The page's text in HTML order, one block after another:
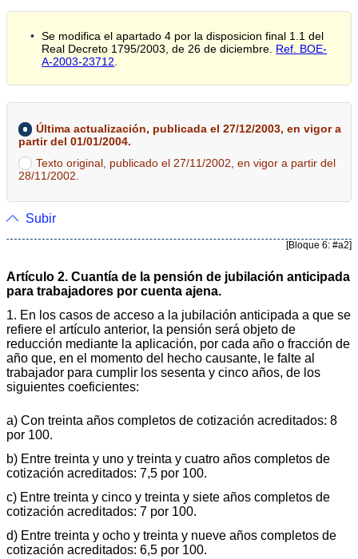
Se modifica el apartado 4 por la disposicion final 1.1 del
Real Decreto 1795/2003, de 26 de diciembre. Ref. BOE-
A-2003-23712
Última actualización, publicada el 27/12/2003, en vigor a
partir del 01/01/2004.
Texto original, publicado el 27/11/2002, en vigor a partir del
28/11/2002.
Subir
[Bloque 6: #a2]
Artículo 2. Cuantía de la pensión de jubilación anticipada
para trabajadores por cuenta ajena.
1. En los casos de acceso a la jubilación anticipada a que se
refiere el artículo anterior, la pensión será objeto de
reducción mediante la aplicación, por cada año o fracción de
año que, en el momento del hecho causante, le falte al
trabajador para cumplir los sesenta y cinco años, de los
siguientes coeficientes:
a) Con treinta años completos de cotización acreditados: 8
por 100.
b) Entre treinta y uno y treinta y cuatro años completos de
cotización acreditados: 7,5 por 100.
c) Entre treinta y cinco y treinta y siete años completos de
cotización acreditados: 7 por 100.
d) Entre treinta y ocho y treinta y nueve años completos de
cotización acreditados: 6,5 por 100.